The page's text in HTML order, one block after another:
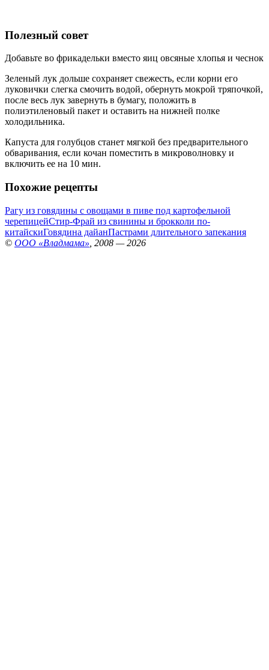
Полезный совет
Добавьте во фрикадельки вместо яиц овсяные хлопья и чеснок
Зеленый лук дольше сохраняет свежесть, если корни его
луковички слегка смочить водой, обернуть мокрой тряпочкой,
после весь лук завернуть в бумагу, положить в
полиэтиленовый пакет и оставить на нижней полке
холодильника.
Капуста для голубцов станет мягкой без предварительного
обваривания, если кочан поместить в микроволновку и
включить ее на 10 мин.
Похожие рецепты
Рагу из говядины с овощами в пиве под картофельной
черепицейСтир-Фрай из свинины и брокколи по-
китайскиГовядина дайанПастрами длительного запекания
© ООО «Владмама» , 2008 — 2026